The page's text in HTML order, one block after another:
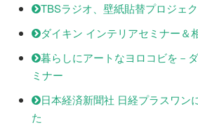
TBSラジオ、壁紙貼替プロジェク
ダイキン インテリアセミナー＆
暮らしにアートなヨロコビを－
ミナー
日本経済新聞社 日経プラスワン
た